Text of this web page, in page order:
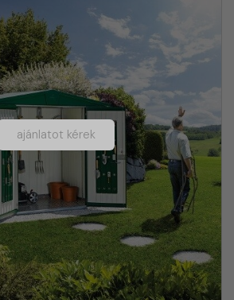
ajánlatot kérek